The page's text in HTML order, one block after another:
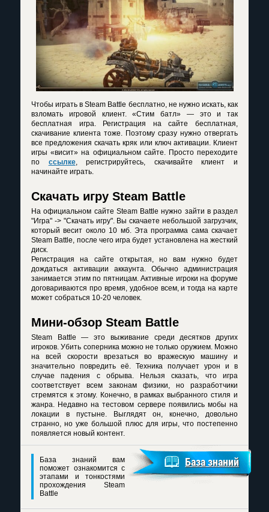
Чтобы играть в Steam Battle бесплатно, не нужно искать, как
взломать игровой клиент. «Стим батл» — это и так
бесплатная игра. Регистрация на сайте бесплатная,
скачивание клиента тоже. Поэтому сразу нужно отвергать
все предложения скачать кряк или ключ активации. Клиент
игры «висит» на официальном сайте. Просто переходите
по ссылке, регистрируйтесь, скачивайте клиент и
начинайте играть.
Скачать игру Steam Battle
На официальном сайте Steam Battle нужно зайти в раздел
"Игра" -> "Скачать игру". Вы скачаете небольшой загрузчик,
который весит около 10 мб. Эта программа сама скачает
Steam Battle, после чего игра будет установлена на жесткий
диск.
Регистрация на сайте открытая, но вам нужно будет
дождаться активации аккаунта. Обычно администрация
занимается этим по пятницам. Активные игроки на форуме
договариваются про время, удобное всем, и тогда на карте
может собраться 10-20 человек.
Мини-обзор Steam Battle
Steam Battle — это выживание среди десятков других
игроков. Убить соперника можно не только оружием. Можно
на всей скорости врезаться во вражескую машину и
значительно повредить её. Техника получает урон и в
случае падения с обрыва. Нельзя сказать, что игра
соответствует всем законам физики, но разработчики
стремятся к этому. Конечно, в рамках выбранного стиля и
жанра. Недавно на тестовом сервере появились мобы на
локации в пустыне. Выглядят он, конечно, довольно
странно, но уже большой плюс для игры, что постепенно
появляется новый контент.
База знаний вам
поможет ознакомится с
этапами и тонкостями
прохождения Steam
Battle
База знаний